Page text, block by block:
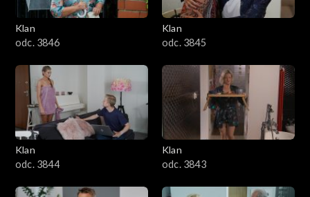
Klan
odc. 3846
Klan
odc. 3845
Klan
odc. 3844
Klan
odc. 3843